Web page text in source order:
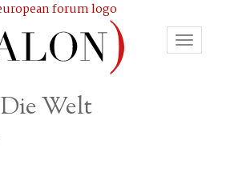
Toggle
Die Welt